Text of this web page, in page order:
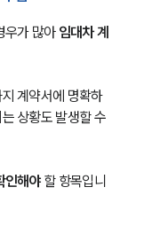
우가 많아 임대차 계
계약서에 명확하
상황도 발생할 수
인해야 할 항목입니